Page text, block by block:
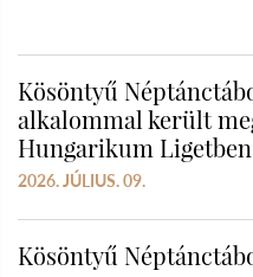
Kösöntyű
alkalommal került
Hungarikum Ligetben
2026. JÚLIUS. 09.
Kösöntyű